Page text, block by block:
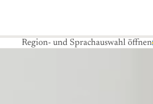
Region- und Sprachauswahl öffnen